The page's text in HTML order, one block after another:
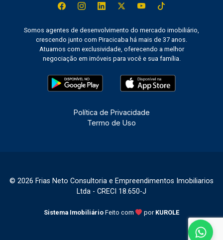
Somos agentes de desenvolvimento do mercado imobiliário,
crescendo junto com Piracicaba há mais de 37 anos.
Atuamos com exclusividade, oferecendo a melhor
negociação em imóveis para você e sua família.
Política de Privacidade
Termo de Uso
© 2026 Frias Neto Consultoria e Empreendimentos Imobiliarios
Ltda - CRECI 18.650-J
Sistema Imobiliário Feito com por KUROLE